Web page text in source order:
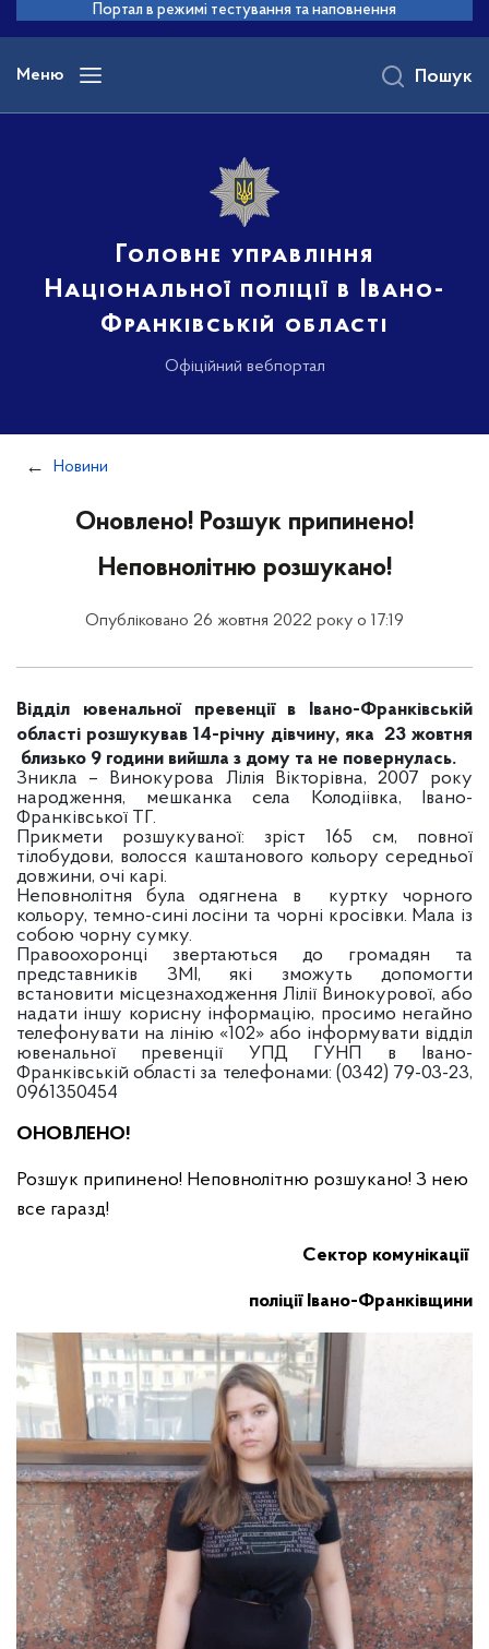
основного
вмісту
Портал в режимі тестування та наповнення
Меню
Головне управління
Національної поліції в Івано-
Франківській області
Офіційний вебпортал
Пошук
Новини
Оновлено! Розшук припинено!
Неповнолітню розшукано!
Опубліковано 26 жовтня 2022 року о 17:19
Відділ ювенальної превенції в Івано-Франківській
області розшукував 14-річну дівчину, яка 23 жовтня
близько 9 години вийшла з дому та не повернулась.
Зникла – Винокурова Лілія Вікторівна, 2007 року
народження, мешканка села Колодіівка, Івано-
Франківської ТГ.
Прикмети розшукуваної: зріст 165 см, повної
тілобудови, волосся каштанового кольору середньої
довжини, очі карі.
Неповнолітня була одягнена в куртку чорного
кольору, темно-сині лосіни та чорні кросівки. Мала із
собою чорну сумку.
Правоохоронці звертаються до громадян та
представників ЗМІ, які зможуть допомогти
встановити місцезнаходження Лілії Винокурової, або
надати іншу корисну інформацію, просимо негайно
телефонувати на лінію «102» або інформувати відділ
ювенальної превенції УПД ГУНП в Івано-
Франківській області за телефонами: (0342) 79-03-23,
0961350454
ОНОВЛЕНО!
Розшук припинено! Неповнолітню розшукано! З нею
все гаразд!
Сектор комунікації
поліції Івано-Франківщини